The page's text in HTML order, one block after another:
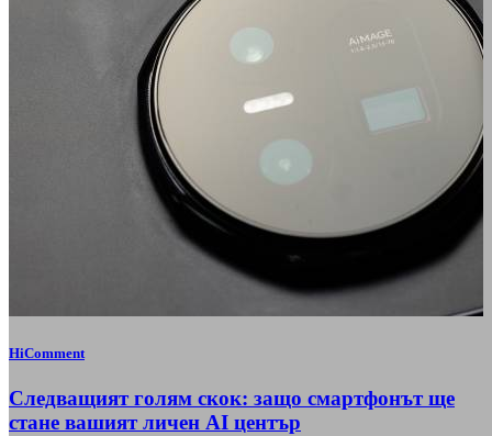
HiComment
Следващият голям скок: защо смартфонът ще
стане вашият личен AI център